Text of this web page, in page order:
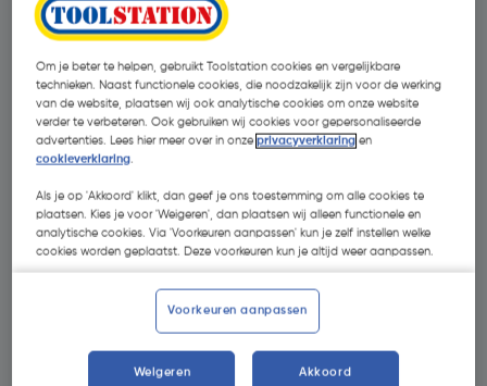
Om je beter te helpen, gebruikt Toolstation cookies en vergelijkbare
technieken. Naast functionele cookies, die noodzakelijk zijn voor de werking
van de website, plaatsen wij ook analytische cookies om onze website
verder te verbeteren. Ook gebruiken wij cookies voor gepersonaliseerde
advertenties. Lees hier meer over in onzeprivacyverklaring en
cookieverklaring.
Als je op 'Akkoord' klikt, dan geef je ons toestemming om alle cookies te
plaatsen. Kies je voor 'Weigeren', dan plaatsen wij alleen functionele en
analytische cookies. Via 'Voorkeuren aanpassen' kun je zelf instellen welke
cookies worden geplaatst. Deze voorkeuren kun je altijd weer aanpassen.
Voorkeuren aanpassen
Weigeren Akkoord